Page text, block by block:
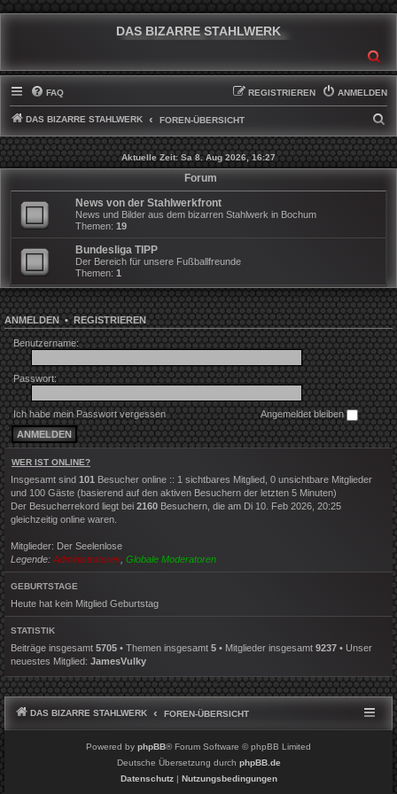
DAS BIZARRE STAHLWERK
FAQ ANMELDEN
REGISTRIEREN
DAS BIZARRE STAHLWERK FOREN-ÜBERSICHT
U
C
Aktuelle Zeit: Sa 8. Aug 2026, 16:27
Forum
News von der Stahlwerkfront
News und Bilder aus dem bizarren Stahlwerk in Bochum
Themen: 19
Bundesliga TIPP
Der Bereich für unsere Fußballfreunde
Themen: 1
ANMELDEN•REGISTRIEREN
Benutzername:
Passwort:
Ich habe mein Passwort vergessen Angemeldet bleiben
WER IST ONLINE?
Insgesamt sind 101 Besucher online :: 1 sichtbares Mitglied, 0 unsichtbare Mitglieder
und 100 Gäste (basierend auf den aktiven Besuchern der letzten 5 Minuten)
Der Besucherrekord liegt bei 2160 Besuchern, die am Di 10. Feb 2026, 20:25
gleichzeitig online waren.
Mitglieder: Der Seelenlose
Legende: Administratoren Globale Moderatoren
GEBURTSTAGE
Heute hat kein Mitglied Geburtstag
STATISTIK
Beiträge insgesamt 5705 • Themen insgesamt 5 • Mitglieder insgesamt 9237 • Unser
neuestes Mitglied: JamesVulky
DAS BIZARRE STAHLWERK FOREN-ÜBERSICHT
Powered by phpBB® Forum Software © phpBB Limited
Deutsche Übersetzung durch phpBB.de
Datenschutz| Nutzungsbedingungen